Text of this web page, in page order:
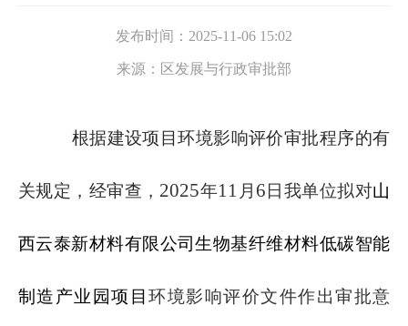
发布时间： 2025-11-06 15:02
来源： 区发展与行政审批部
根据建设项目环境影响评价审批程序的有
关规定，经审查， 2025年11 月 6 日我单位拟对山
西云泰新材料有限公司生物基纤维材料低碳智能
制造产业园项目环境影响评价文件作出审批意